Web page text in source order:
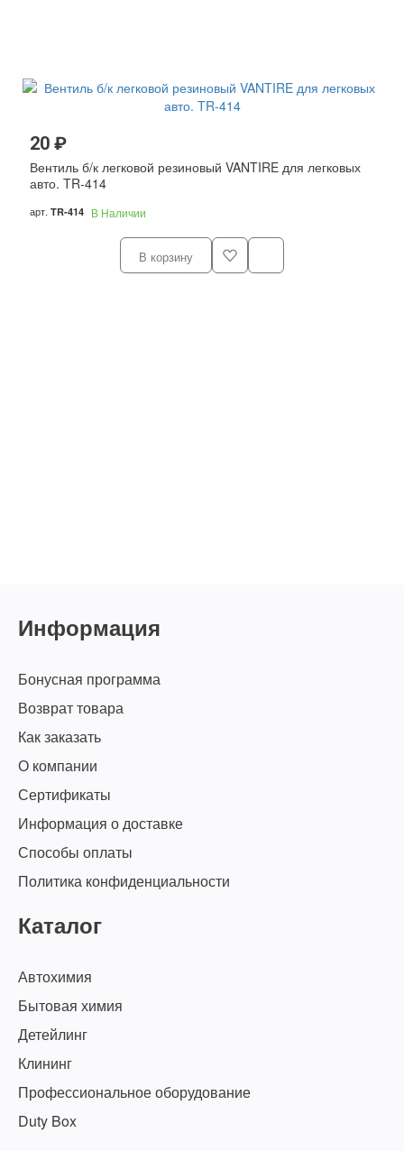
20 ₽
Вентиль б/к легковой резиновый VANTIRE для легковых
авто. TR-414
арт. TR-414 В Наличии
В корзину
Информация
Бонусная программа
Возврат товара
Как заказать
О компании
Сертификаты
Информация о доставке
Способы оплаты
Политика конфиденциальности
Каталог
Автохимия
Бытовая химия
Детейлинг
Клининг
Профессиональное оборудование
Duty Box